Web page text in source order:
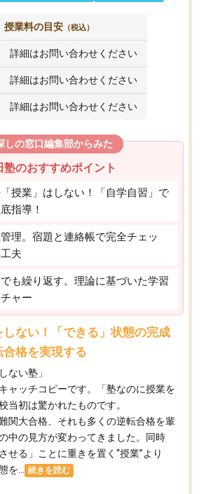
授業料の目安 （税込）
詳細はお問い合わせください
詳細はお問い合わせください
詳細はお問い合わせください
しの窓口編集部からみた
塾のおすすめポイント
授業」はしない！「自学自習」で
指導！
理。宿題と連絡帳で完全チェッ
夫
も繰り返す。理論に基づいた学習
ャー
ない！「できる」状態の完成
格を実現する
ない塾」
ャッチコピーです。「塾なのに授業を
当初は驚かれたものです。
関大合格、それも多くの逆転合格を輩
中の見方が変わってきました。同時
せる」ことに重きを置く“授業”より
を...
続きを読む